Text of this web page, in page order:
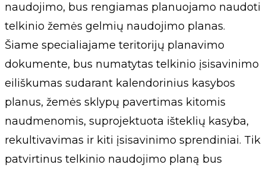
naudojimo, bus rengiamas planuojamo naudoti
telkinio žemės gelmių naudojimo planas.
Šiame specialiajame teritorijų planavimo
dokumente, bus numatytas telkinio įsisavinimo
eiliškumas sudarant kalendorinius kasybos
planus, žemės sklypų pavertimas kitomis
naudmenomis, suprojektuota išteklių kasyba,
rekultivavimas ir kiti įsisavinimo sprendiniai. Tik
patvirtinus telkinio naudojimo planą bus